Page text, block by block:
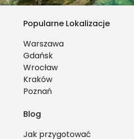
Popularne Lokalizacje
Warszawa
Gdańsk
Wrocław
Kraków
Poznań
Blog
Jak przygotować